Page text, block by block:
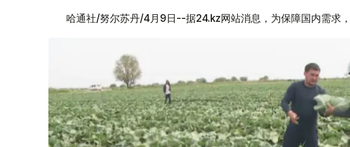
哈通社/努尔苏丹/4月9日--据24.kz网站消息，为保障国内需求